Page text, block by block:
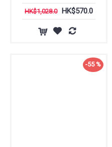
HK$1,028.0 HK$570.0
-55 %